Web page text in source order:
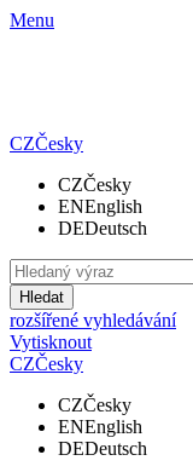
Menu
CZČesky
CZČesky
ENEnglish
DEDeutsch
Hledat
rozšířené vyhledávání
Vytisknout
CZČesky
CZČesky
ENEnglish
DEDeutsch